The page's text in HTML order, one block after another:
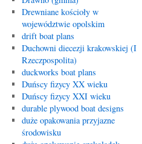
Drewniane kościoły w
województwie opolskim
drift boat plans
Duchowni diecezji krakowskiej (I
Rzeczpospolita)
duckworks boat plans
Duńscy fizycy XX wieku
Duńscy fizycy XXI wieku
durable plywood boat designs
duże opakowania przyjazne
środowisku